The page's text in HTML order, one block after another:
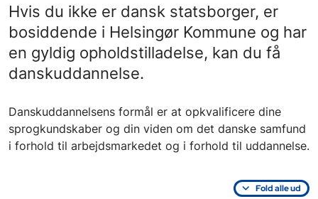
Hvis du ikke er dansk statsborger, er
bosiddende i Helsingør Kommune og har
en gyldig opholdstilladelse, kan du få
danskuddannelse.
Danskuddannelsens formål er at opkvalificere dine
sprogkundskaber og din viden om det danske samfund
i forhold til arbejdsmarkedet og i forhold til uddannelse.
Fold alle ud